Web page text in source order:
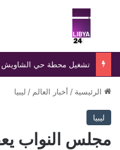
بحث عن
الرئيسية / أخبار العالم / ليبيا
ليبيا
مجلس النواب